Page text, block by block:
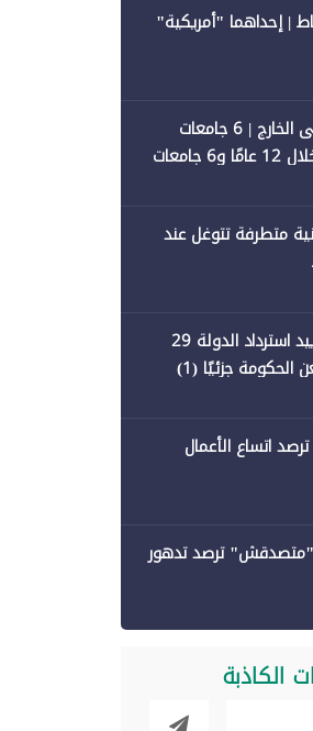
| إحداهما "أمريكية"
"متصدقش" تحلل بيانات البعثات العلمية إلى الخارج | 6 جامعات
حكومية تستحوذ على 53% من المبتعثين خلال 12 عامًا و6 جامعات
متطرفة تتوغل عند
"متصدقش" تنفرد | نيابة النقض تُوصي بتأييد استرداد الدولة 29
جزئيًا (1)
اتساع الأعمال
"متصدقش" ترصد تدهور
الكاذبة